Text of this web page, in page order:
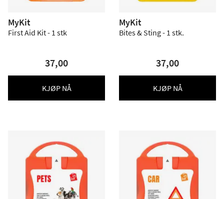
MyKit
First Aid Kit - 1 stk
37,00
KJØP NÅ
MyKit
Bites & Sting - 1 stk.
37,00
KJØP NÅ